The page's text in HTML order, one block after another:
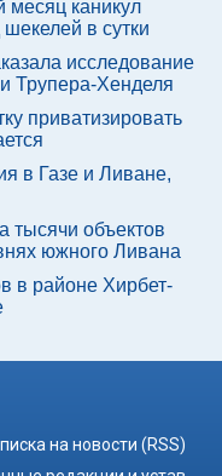
месяц каникул
в сутки
исследование
Трупера-Хенделя
приватизировать
в Газе и Ливане,
тысячи объектов
южного Ливана
в районе Хирбет-
на новости (RSS)